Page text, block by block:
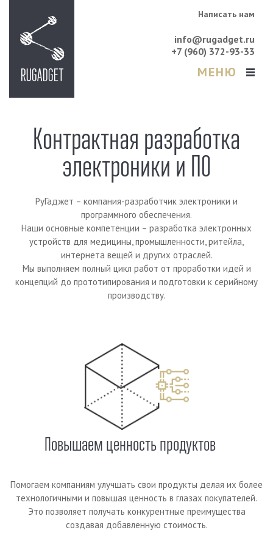
Написать нам
info@rugadget.ru
+7 (960) 372-93-33
МЕНЮ
Контрактная разработка
электроники и ПО
РуГаджет – компания-разработчик электроники и
программного обеспечения.
Наши основные компетенции – разработка электронных
устройств для медицины, промышленности, ритейла,
интернета вещей и других отраслей.
Мы выполняем полный цикл работ от проработки идей и
концепций до прототипирования и подготовки к серийному
производству.
Повышаем ценность продуктов
Помогаем компаниям улучшать свои продукты делая их более
технологичными и повышая ценность в глазах покупателей.
Это позволяет получать конкурентные преимущества
создавая добавленную стоимость.